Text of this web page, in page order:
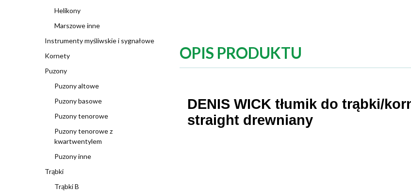
Helikony
Marszowe inne
Instrumenty myśliwskie i sygnałowe
Kornety
Puzony
Puzony altowe
Puzony basowe
Puzony tenorowe
Puzony tenorowe z
kwartwentylem
Puzony inne
Trąbki
Trąbki B
OPIS PRODUKTU
DENIS WICK tłumik do trąbki/
straight drewniany